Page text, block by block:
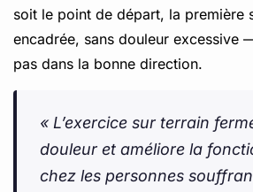
soit le point de départ, la première
encadrée, sans douleur excessive
pas dans la bonne direction.
« L’exercice sur terrain
douleur et améliore la
chez les personnes